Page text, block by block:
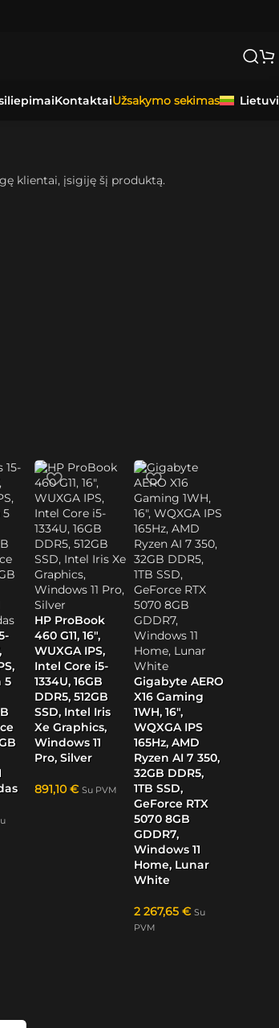
KontaktaiUžsakymo sekimas
klientai, įsigiję šį produktą.
5
HP ProBook
460 G11, 16″,
WUXGA IPS,
Intel Core i5-
1334U, 16GB
DDR5, 512GB
SSD, Intel Iris
Xe Graphics,
Windows 11
Pro, Silver
891,10 € Su PVM
Gigabyte AERO
X16 Gaming
1WH, 16″,
WQXGA IPS
165Hz, AMD
Ryzen AI 7 350,
32GB DDR5,
1TB SSD,
GeForce RTX
5070 8GB
GDDR7,
Windows 11
Home, Lunar
White
2 267,65 € Su
PVM